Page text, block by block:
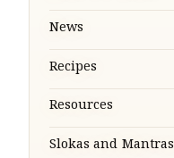
News
Recipes
Resources
Slokas and Mantras